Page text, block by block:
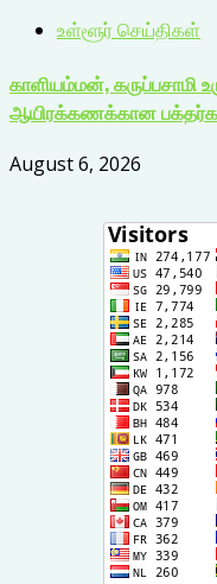
உள்ளூர் செய்திகள்
காளியம்மன், கருப்பசாமி
ஆயிரக்கணக்கான
August 6, 2026